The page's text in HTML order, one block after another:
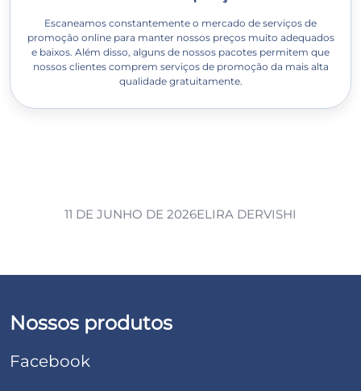
Escaneamos constantemente o mercado de serviços de
promoção online para manter nossos preços muito adequados
e baixos. Além disso, alguns de nossos pacotes permitem que
nossos clientes comprem serviços de promoção da mais alta
qualidade gratuitamente.
11 DE JUNHO DE 2026ELIRA DERVISHI
Nossos produtos
Facebook